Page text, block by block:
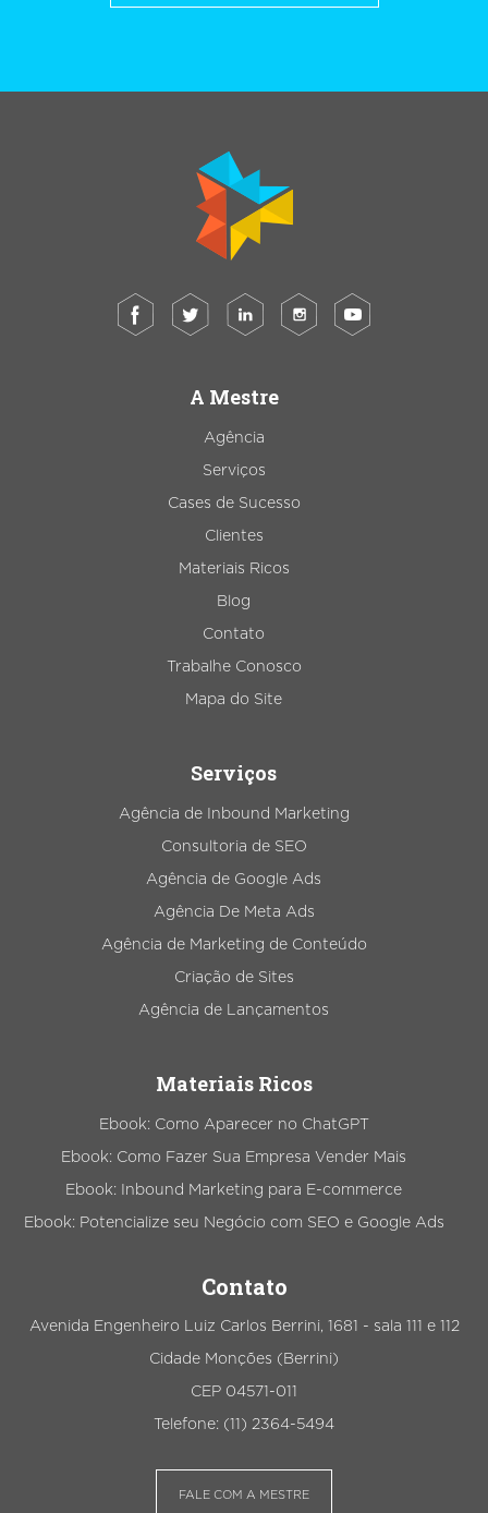
A Mestre
Agência
Serviços
Cases de Sucesso
Clientes
Materiais Ricos
Blog
Contato
Trabalhe Conosco
Mapa do Site
Serviços
Agência de Inbound Marketing
Consultoria de SEO
Agência de Google Ads
Agência De Meta Ads
Agência de Marketing de Conteúdo
Criação de Sites
Agência de Lançamentos
Materiais Ricos
Ebook: Como Aparecer no ChatGPT
Ebook: Como Fazer Sua Empresa Vender Mais
Ebook: Inbound Marketing para E-commerce
Ebook: Potencialize seu Negócio com SEO e Google Ads
Contato
Avenida Engenheiro Luiz Carlos Berrini, 1681 - sala 111 e 112
Cidade Monções (Berrini)
CEP 04571-011
Telefone: (11) 2364-5494
FALE COM A MESTRE